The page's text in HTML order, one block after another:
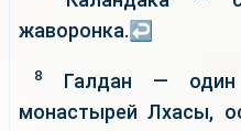
жаворонка.↩
8
Галдан — один
монастырей Лхасы,